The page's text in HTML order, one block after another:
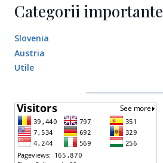
Categorii importante
Slovenia
Austria
Utile